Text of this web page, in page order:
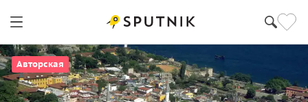
Авторская